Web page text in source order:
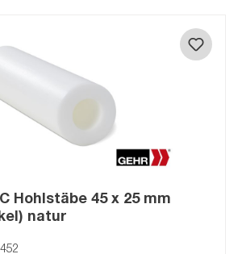
Hohlstäbe 45 x 25 mm
natur